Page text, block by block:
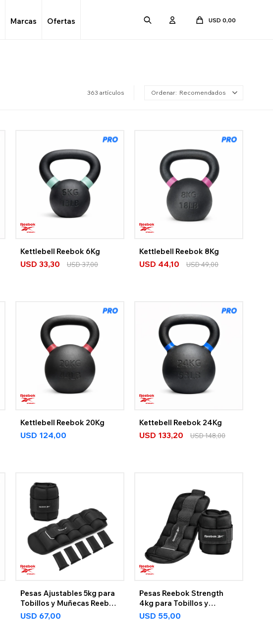
Marcas Ofertas USD 0,00
363 artículos Recomendados
Kettlebell Reebok 6Kg
USD 33,30 USD37,00
Kettlebell Reebok 8Kg
USD 44,10 USD49,00
Kettlebell Reebok 20Kg
USD 124,00
Kettebell Reebok 24Kg
USD 133,20 USD148,00
Pesas Ajustables 5kg para
Tobillos y Muñecas Reebok
Strength
USD 67,00
Pesas Reebok Strength
4kg para Tobillos y
Muñecas
USD 55,00